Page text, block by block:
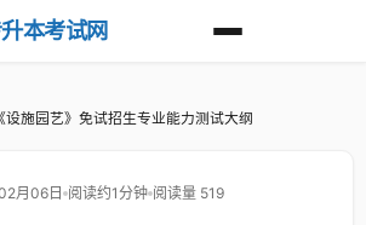
本考试网
施园艺》免试招生专业能力测试大纲
月06日 阅读约1分钟 阅读量 519